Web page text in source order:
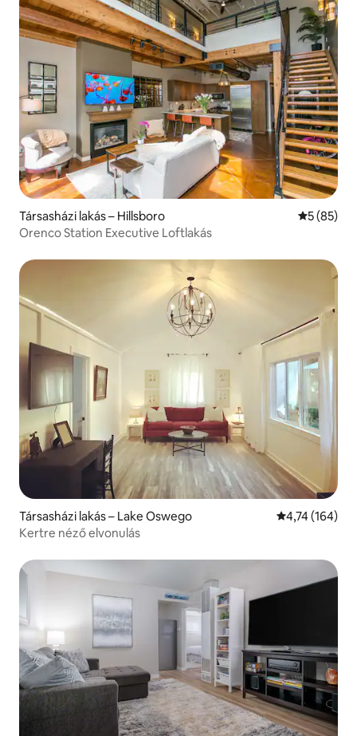
Társasházi lakás – Hillsboro Átlagos
5 (85)
Orenco Station Executive Loftlakás
Társasházi lakás – Lake Oswego Átlagos
4,74 (164)
Kertre néző elvonulás